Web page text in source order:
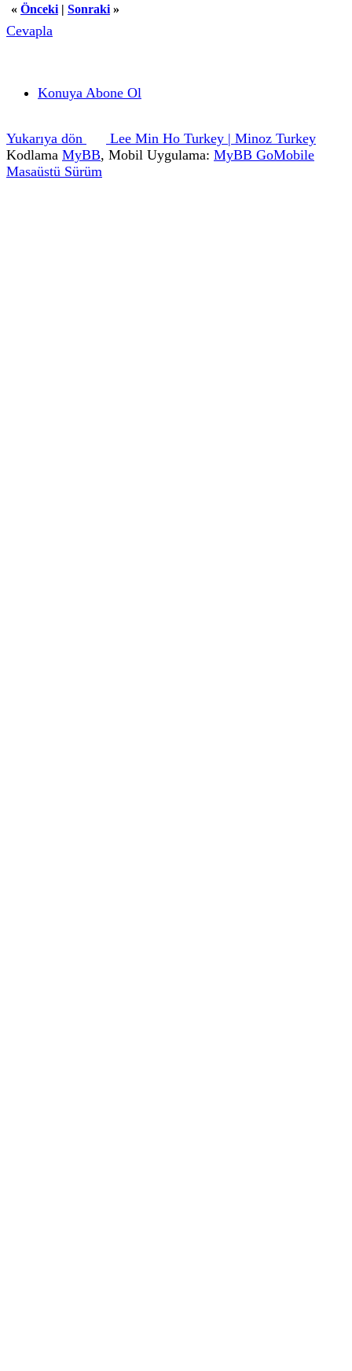
« Önceki | Sonraki »
Cevapla
Konuya Abone Ol
Yukarıya dön
Lee Min Ho Turkey | Minoz Turkey
Kodlama MyBB, Mobil Uygulama: MyBB GoMobile
Masaüstü Sürüm